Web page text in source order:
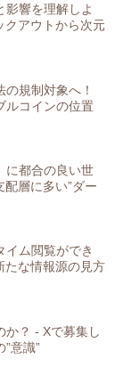
影響を理解しよ
クアウトから次元
規制対象へ！
ルコインの位置
に都合の良い世
層に多い”ダー
イム閲覧ができ
たな情報源の見方
か？ - Xで募集し
意識”